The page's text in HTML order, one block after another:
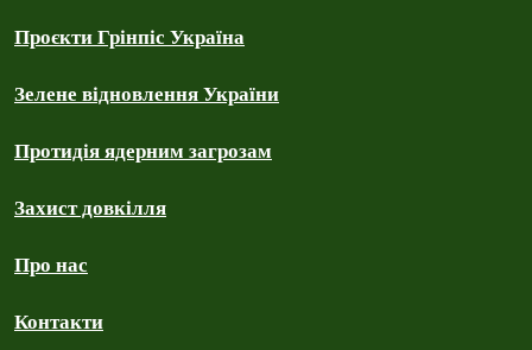
Проєкти Грінпіс Україна
Зелене відновлення України
Протидія ядерним загрозам
Захист довкілля
Про нас
Контакти